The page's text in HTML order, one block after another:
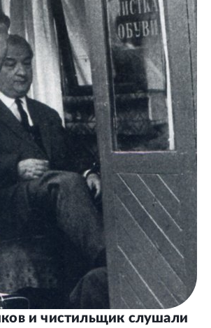
и чистильщик слушали